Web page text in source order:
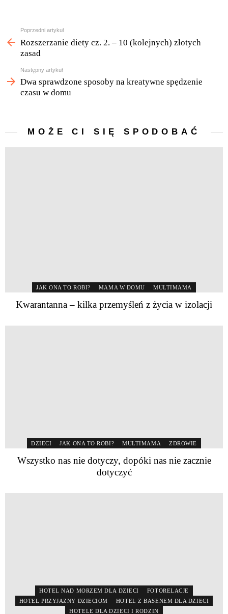
Zobacz
więcej
Poprzedni artykuł
Rozszerzanie diety cz. 2. – 10 (kolejnych) złotych
zasad
Następny artykuł
Dwa sprawdzone sposoby na kreatywne spędzenie
czasu w domu
MOŻE CI SIĘ SPODOBAĆ
JAK ONA TO ROBI? MAMA W DOMU MULTIMAMA
Kwarantanna – kilka przemyśleń z życia w izolacji
DZIECI JAK ONA TO ROBI? MULTIMAMA ZDROWIE
Wszystko nas nie dotyczy, dopóki nas nie zacznie
dotyczyć
HOTEL NAD MORZEM DLA DZIECI
FOTORELACJE
HOTEL PRZYJAZNY DZIECIOM
HOTEL Z BASENEM DLA DZIECI
HOTELE DLA DZIECI I RODZIN